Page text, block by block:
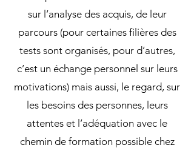
sur l’analyse des acquis, de leur
parcours (pour certaines filières des
tests sont organisés, pour d’autres,
c’est un échange personnel sur leurs
motivations) mais aussi, le regard, sur
les besoins des personnes, leurs
attentes et l’adéquation avec le
chemin de formation possible chez